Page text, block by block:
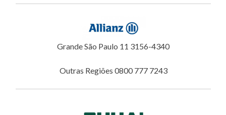
Grande São Paulo 11 3156-4340
Outras Regiões 0800 777 7243